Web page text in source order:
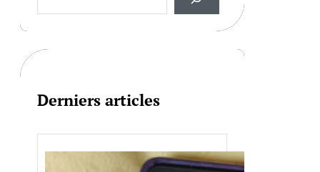
a
h
Derniers articles